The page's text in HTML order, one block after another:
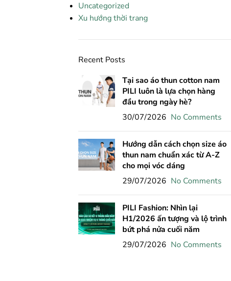
Uncategorized
Xu hướng thời trang
Recent Posts
Tại sao áo thun cotton nam
PILI luôn là lựa chọn hàng
đầu trong ngày hè?
30/07/2026 No Comments
Hướng dẫn cách chọn size áo
thun nam chuẩn xác từ A-Z
cho mọi vóc dáng
29/07/2026 No Comments
PILI Fashion: Nhìn lại
H1/2026 ấn tượng và lộ trình
bứt phá nửa cuối năm
29/07/2026 No Comments